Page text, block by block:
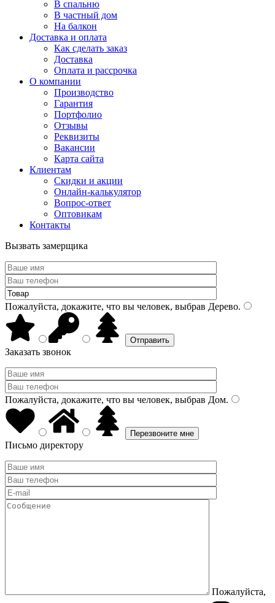
В спальню
В частный дом
На балкон
Доставка и оплата
Как сделать заказ
Доставка
Оплата и рассрочка
О компании
Производство
Гарантия
Портфолио
Отзывы
Реквизиты
Вакансии
Карта сайта
Клиентам
Скидки и акции
Онлайн-калькулятор
Вопрос-ответ
Оптовикам
Контакты
Вызвать замерщика
Пожалуйста, докажите, что вы человек, выбрав Дерево.
Заказать звонок
Пожалуйста, докажите, что вы человек, выбрав Дом.
Письмо директору
Пожалуйста,